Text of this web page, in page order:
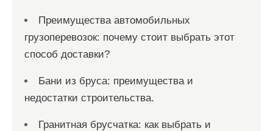
Преимущества автомобильных
грузоперевозок: почему стоит выбрать этот
способ доставки?
Бани из бруса: преимущества и
недостатки строительства.
Гранитная брусчатка: как выбрать и